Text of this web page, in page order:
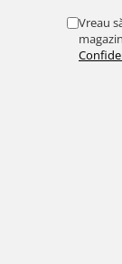
Vreau